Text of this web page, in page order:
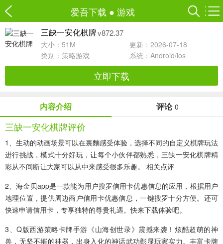
爱吾下载 ● 游戏
三缺一安化棋牌v872.37
大小：51M
更新：2026-07-18
类别： 策略游戏 系统：Android/ios
立即下载
内容介绍 评论 0
三缺一安化棋牌评价
1、生动的动画场景可以在裏麵感受体验，选择不同的自定义棋牌玩法
进行挑战，模式十分好玩，让每个小伙伴都熟悉，三缺一安化棋牌精
彩从不间断让大家可以从中来感受很多乐趣。 相关点评
2、海金贝app是一款能为用户搜罗信用卡优惠信息的应用，根据用户
地理位置，提供周边商户信用卡优惠信息，一键搜罗十分方便。还可
快速申请信用卡，专享独特的尊贵礼遇。快来下载体验吧。
3、Q版西游策略卡牌手游《山海创世录》震撼来袭！炫酷超萌的神
兽，无坚不摧的神器，出身入化的神话武功彰显玩家实力。丰富卡牌